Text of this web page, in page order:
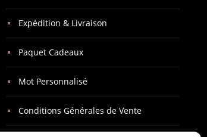
Expédition & Livraison
Paquet Cadeaux
Mot Personnalisé
Conditions Générales de Vente